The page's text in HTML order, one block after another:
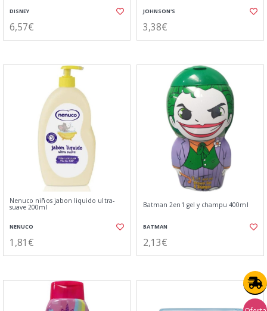
DISNEY
6,57€
JOHNSON'S
3,38€
Nenuco niños jabon liquido ultra-
suave 200ml
NENUCO
1,81€
Batman 2en1 gel y champu 400ml
BATMAN
2,13€